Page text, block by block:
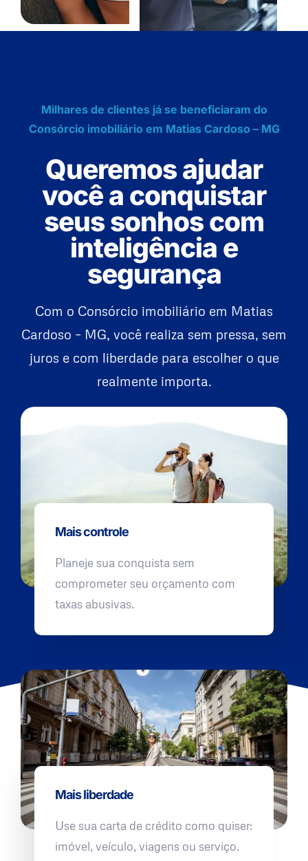
Milhares de clientes já se beneficiaram do
Consórcio imobiliário em Matias Cardoso – MG
Queremos ajudar
você a conquistar
seus sonhos com
inteligência e
segurança
Com o Consórcio imobiliário em Matias
Cardoso – MG, você realiza sem pressa, sem
juros e com liberdade para escolher o que
realmente importa.
Mais controle
Planeje sua conquista sem
comprometer seu orçamento com
taxas abusivas.
Mais liberdade
Use sua carta de crédito como quiser:
imóvel, veículo, viagens ou serviço.